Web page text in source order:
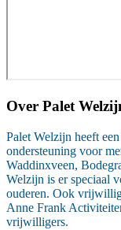
Over Palet
Palet Welzijn heeft
ondersteuning voor
Waddinxveen,
Welzijn is er speciaal
ouderen. Ook
Anne Frank
vrijwilligers.